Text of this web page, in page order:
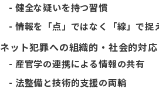
健全な疑いを持つ習慣
情報を「点」ではなく「線」で捉
ネット犯罪への組織的・社会的対応
産官学の連携による情報の共有
法整備と技術的支援の両輪